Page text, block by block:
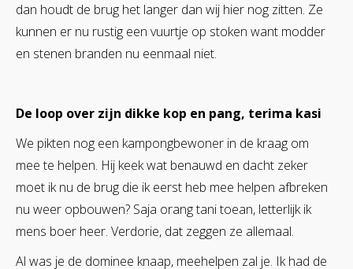
dan houdt de brug het langer dan wij hier nog zitten. Ze
kunnen er nu rustig een vuurtje op stoken want modder
en stenen branden nu eenmaal niet.
De loop over zijn dikke kop en pang, terima kasi
We pikten nog een kampongbewoner in de kraag om
mee te helpen. Hij keek wat benauwd en dacht zeker
moet ik nu de brug die ik eerst heb mee helpen afbreken
nu weer opbouwen? Saja orang tani toean, letterlijk ik
mens boer heer. Verdorie, dat zeggen ze allemaal.
Al was je de dominee knaap, meehelpen zal je. Ik had de